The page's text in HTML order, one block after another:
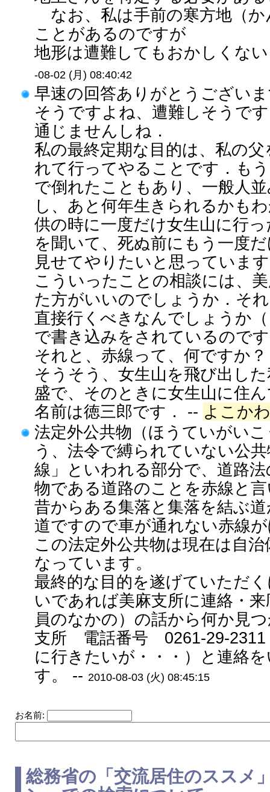
なお、私は手前の寒方地（
ことがあるのですが
地形は遭難してもおかしくな
-08-02 (月) 08:40:42
早速の回答ありがとうござい
そうですよね、遭難しそうで
通じませんしね．
私の最終定期な目的は、私の
れて行ってやることです．も
で倒れたこともあり、一般人
し、あと何年生きられるかも
供の時に一度だけ女生山に行
を聞いて、死ぬ前にもう一度
見せてやりたいと思っていま
こういったことの相談には、
た方がいいのでしょうか．そ
直接行くべきなんでしょうか
で書き込みをされているので
それと、赤線って、何ですか？
そうそう、女生山を飛び出し
盛で、そのときに女生山に住
名前は徳三郎です． -- よこかわ
法定外公共物（ほうていがい
う、法令で縛られていない公
線」といわれる部分で、道路
物である道路のことを赤線と
昔からある集落と集落を結ぶ
道ですので車が通れない赤線
この法定外公共物は現在は自
なっています。
最終的な目的を遂げていただ
いであれば美麻支所に連絡・
員のなかの）の話から何か見
支所 電話番号 0261-29-2311
に行きたいが・・・）と連絡
す。 -- 2010-08-03 (火) 08:45:15
お名前:
総務省の「交流居住のススメ